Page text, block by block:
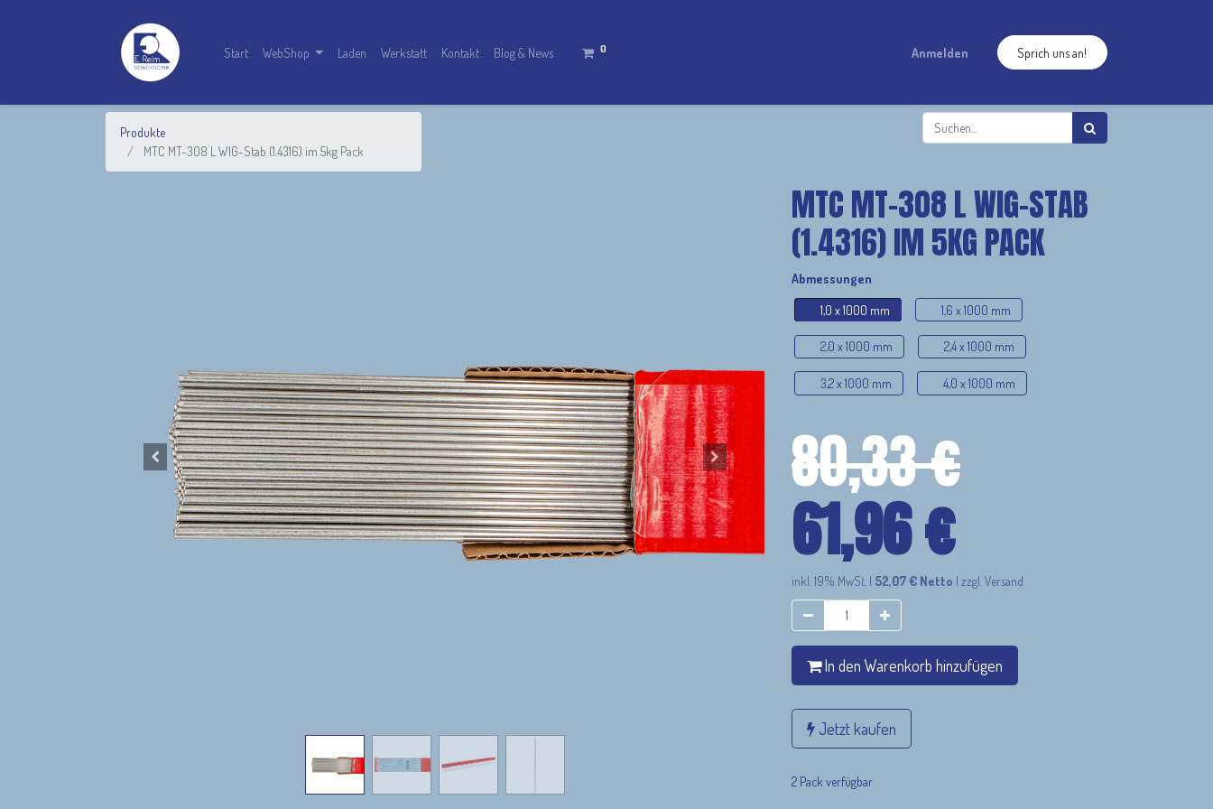
Start WebShop Laden Werkstatt Kontakt Blog & News 0 Anmelden Sprich uns an!
Produkte
MTC MT-308 L WIG-Stab (1.4316) im 5kg Pack
MTC MT-308 L WIG-STAB
(1.4316) IM 5KG PACK
Abmessungen
1,0 x 1000 mm 1,6 x 1000 mm
2,0 x 1000 mm 2,4 x 1000 mm
3,2 x 1000 mm 4,0 x 1000 mm
80,33€
61,96€
inkl. 19% MwSt. | 52,07 € Netto | zzgl. Versand
In den Warenkorb hinzufügen
Jetzt kaufen
2 Pack verfügbar